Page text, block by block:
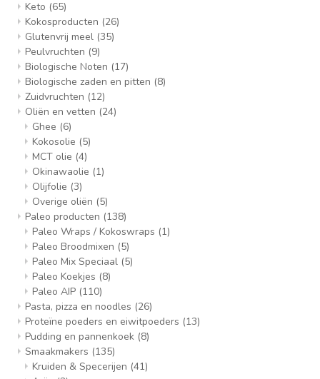
Keto (65)
Kokosproducten (26)
Glutenvrij meel (35)
Peulvruchten (9)
Biologische Noten (17)
Biologische zaden en pitten (8)
Zuidvruchten (12)
Oliën en vetten (24)
Ghee (6)
Kokosolie (5)
MCT olie (4)
Okinawaolie (1)
Olijfolie (3)
Overige oliën (5)
Paleo producten (138)
Paleo Wraps / Kokoswraps (1)
Paleo Broodmixen (5)
Paleo Mix Speciaal (5)
Paleo Koekjes (8)
Paleo AIP (110)
Pasta, pizza en noodles (26)
Proteïne poeders en eiwitpoeders (13)
Pudding en pannenkoek (8)
Smaakmakers (135)
Kruiden & Specerijen (41)